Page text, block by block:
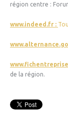
région centre :
www.indeed.fr :
de la région.